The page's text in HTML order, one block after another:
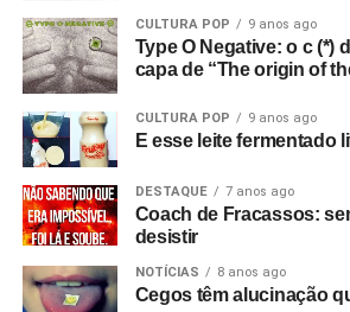
CULTURA POP 9 anos ago
Type O Negative: o c (*)
capa de “The origin of
CULTURA POP 9 anos ago
E esse leite fermentado
DESTAQUE 7 anos ago
Coach de Fracassos:
desistir
NOTÍCIAS 8 anos ago
Cegos têm alucinação